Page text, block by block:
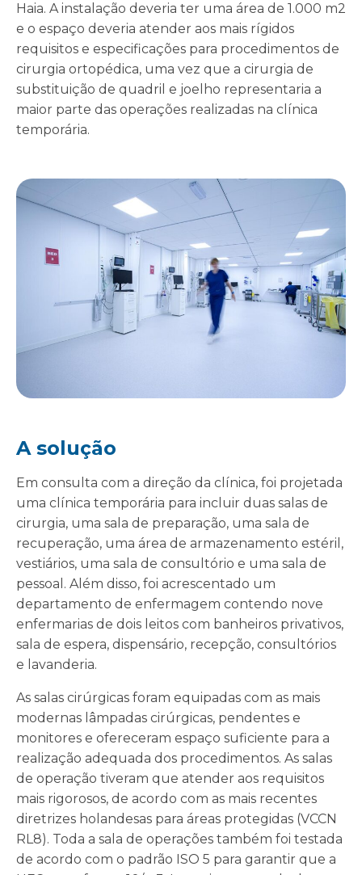
Haia. A instalação deveria ter uma área de 1.000 m2
e o espaço deveria atender aos mais rígidos
requisitos e especificações para procedimentos de
cirurgia ortopédica, uma vez que a cirurgia de
substituição de quadril e joelho representaria a
maior parte das operações realizadas na clínica
temporária.
A solução
Em consulta com a direção da clínica, foi projetada
uma clínica temporária para incluir duas salas de
cirurgia, uma sala de preparação, uma sala de
recuperação, uma área de armazenamento estéril,
vestiários, uma sala de consultório e uma sala de
pessoal. Além disso, foi acrescentado um
departamento de enfermagem contendo nove
enfermarias de dois leitos com banheiros privativos,
sala de espera, dispensário, recepção, consultórios
e lavanderia.
As salas cirúrgicas foram equipadas com as mais
modernas lâmpadas cirúrgicas, pendentes e
monitores e ofereceram espaço suficiente para a
realização adequada dos procedimentos. As salas
de operação tiveram que atender aos requisitos
mais rigorosos, de acordo com as mais recentes
diretrizes holandesas para áreas protegidas (VCCN
RL8). Toda a sala de operações também foi testada
de acordo com o padrão ISO 5 para garantir que a